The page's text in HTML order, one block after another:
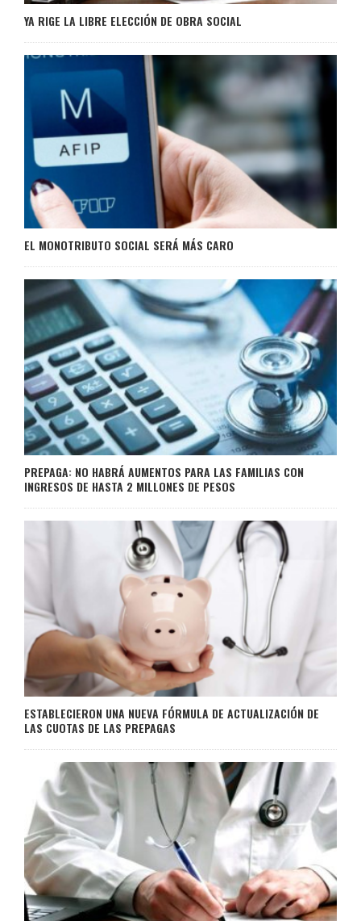
YA RIGE LA LIBRE ELECCIÓN DE OBRA SOCIAL
EL MONOTRIBUTO SOCIAL SERÁ MÁS CARO
PREPAGA: NO HABRÁ AUMENTOS PARA LAS FAMILIAS CON
INGRESOS DE HASTA 2 MILLONES DE PESOS
ESTABLECIERON UNA NUEVA FÓRMULA DE ACTUALIZACIÓN DE
LAS CUOTAS DE LAS PREPAGAS